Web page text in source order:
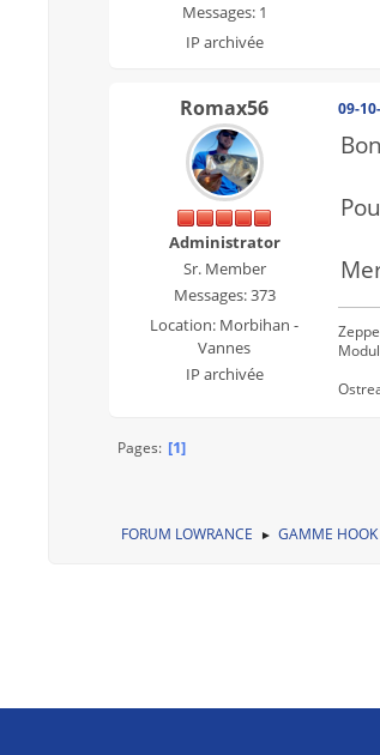
Messages: 1
IP archivée
Romax56
Administrator
Sr. Member
Messages: 373
Location: Morbihan -
Vannes
IP archivée
09-
Pages 1
FORUM LOWRANCE ► GAMME HOOK